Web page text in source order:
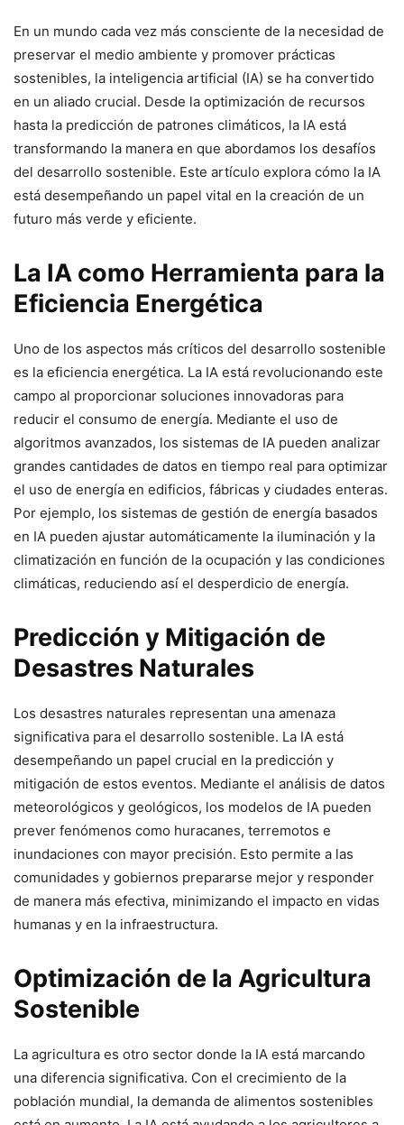
En un mundo cada vez más consciente de la necesidad de
preservar el medio ambiente y promover prácticas
sostenibles, la inteligencia artificial (IA) se ha convertido
en un aliado crucial. Desde la optimización de recursos
hasta la predicción de patrones climáticos, la IA está
transformando la manera en que abordamos los desafíos
del desarrollo sostenible. Este artículo explora cómo la IA
está desempeñando un papel vital en la creación de un
futuro más verde y eficiente.
La IA como Herramienta para la
Eficiencia Energética
Uno de los aspectos más críticos del desarrollo sostenible
es la eficiencia energética. La IA está revolucionando este
campo al proporcionar soluciones innovadoras para
reducir el consumo de energía. Mediante el uso de
algoritmos avanzados, los sistemas de IA pueden analizar
grandes cantidades de datos en tiempo real para optimizar
el uso de energía en edificios, fábricas y ciudades enteras.
Por ejemplo, los sistemas de gestión de energía basados
en IA pueden ajustar automáticamente la iluminación y la
climatización en función de la ocupación y las condiciones
climáticas, reduciendo así el desperdicio de energía.
Predicción y Mitigación de
Desastres Naturales
Los desastres naturales representan una amenaza
significativa para el desarrollo sostenible. La IA está
desempeñando un papel crucial en la predicción y
mitigación de estos eventos. Mediante el análisis de datos
meteorológicos y geológicos, los modelos de IA pueden
prever fenómenos como huracanes, terremotos e
inundaciones con mayor precisión. Esto permite a las
comunidades y gobiernos prepararse mejor y responder
de manera más efectiva, minimizando el impacto en vidas
humanas y en la infraestructura.
Optimización de la Agricultura
Sostenible
La agricultura es otro sector donde la IA está marcando
una diferencia significativa. Con el crecimiento de la
población mundial, la demanda de alimentos sostenibles